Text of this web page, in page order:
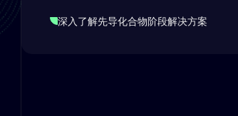
深入了解先导化合物阶段解决方案